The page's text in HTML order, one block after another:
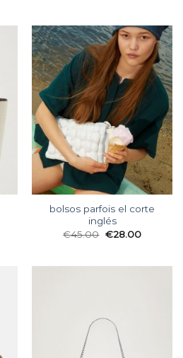
bolsos parfois el corte
inglés
€45.00 €28.00